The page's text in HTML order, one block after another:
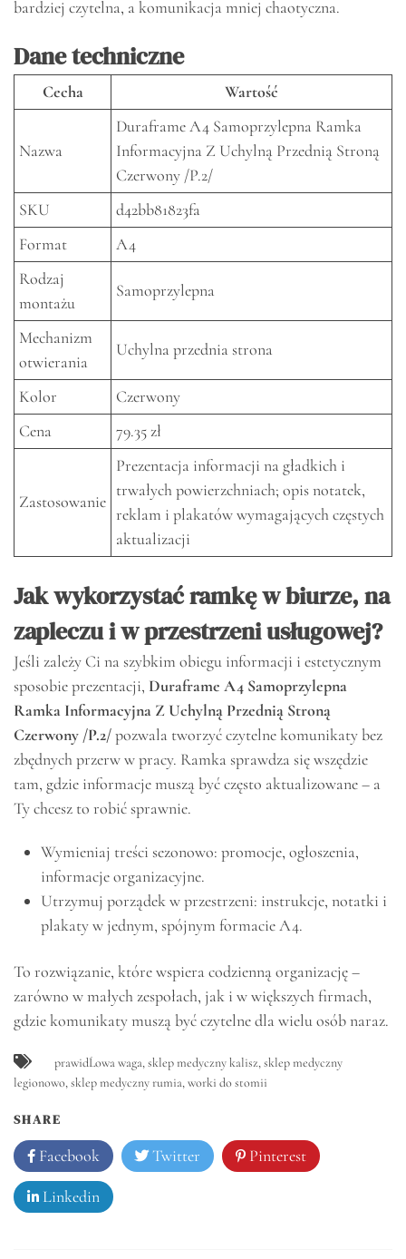
bardziej czytelna, a komunikacja mniej chaotyczna.
Dane techniczne
Cecha Wartość
Nazwa
Duraframe A4 Samoprzylepna Ramka
Informacyjna Z Uchylną Przednią Stroną
Czerwony /P.2/
SKU
d42bb81823fa
Format
A4
Rodzaj
montażu
Samoprzylepna
Mechanizm
otwierania
Uchylna przednia strona
Kolor
Czerwony
Cena
79.35 zł
Zastosowanie
Prezentacja informacji na gładkich i
trwałych powierzchniach; opis notatek,
reklam i plakatów wymagających częstych
aktualizacji
Jak wykorzystać ramkę w biurze, na
zapleczu i w przestrzeni usługowej?
Jeśli zależy Ci na szybkim obiegu informacji i estetycznym
sposobie prezentacji, Duraframe A4 Samoprzylepna
Ramka Informacyjna Z Uchylną Przednią Stroną
Czerwony /P.2/pozwala tworzyć czytelne komunikaty bez
zbędnych przerw w pracy. Ramka sprawdza się wszędzie
tam, gdzie informacje muszą być często aktualizowane – a
Ty chcesz to robić sprawnie.
Wymieniaj treści sezonowo: promocje, ogłoszenia,
informacje organizacyjne.
Utrzymuj porządek w przestrzeni: instrukcje, notatki i
plakaty w jednym, spójnym formacie A4.
To rozwiązanie, które wspiera codzienną organizację –
zarówno w małych zespołach, jak i w większych firmach,
gdzie komunikaty muszą być czytelne dla wielu osób naraz.
prawidĹowa waga,sklep medyczny kalisz,sklep medyczny
legionowo,sklep medyczny rumia,worki do stomii
SHARE
Facebook Twitter Pinterest
Linkedin